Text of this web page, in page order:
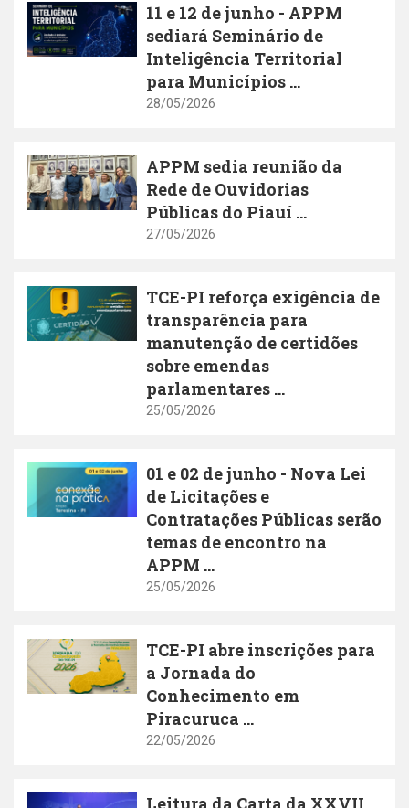
11 e 12 de junho - APPM
sediará Seminário de
Inteligência Territorial
para Municípios ...
28/05/2026
APPM sedia reunião da
Rede de Ouvidorias
Públicas do Piauí ...
27/05/2026
TCE-PI reforça exigência de
transparência para
manutenção de certidões
sobre emendas
parlamentares ...
25/05/2026
01 e 02 de junho - Nova Lei
de Licitações e
Contratações Públicas serão
temas de encontro na
APPM ...
25/05/2026
TCE-PI abre inscrições para
a Jornada do
Conhecimento em
Piracuruca ...
22/05/2026
Leitura da Carta da XXVII